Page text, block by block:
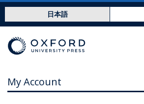
日本語
My Account